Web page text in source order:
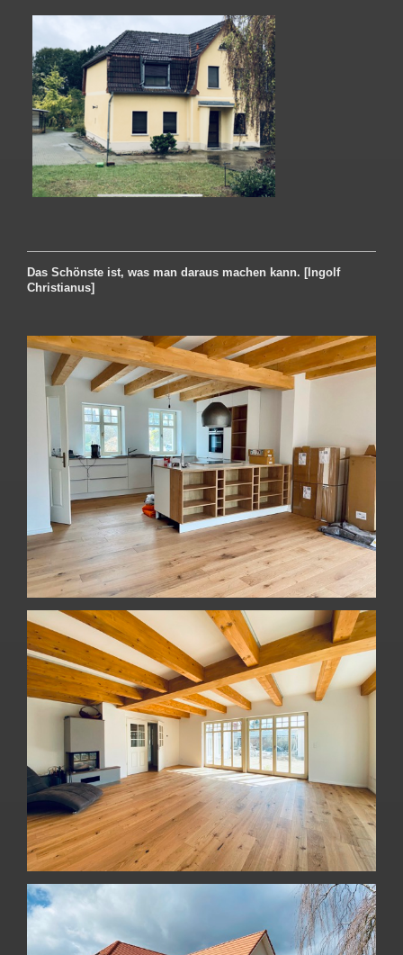
Das Schönste ist, was man daraus machen kann. [Ingolf
Christianus]